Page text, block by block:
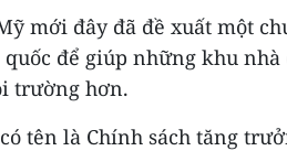
mới đây đã đề xuất một
để giúp những khu
trường hơn.
tên là Chính sách tăng